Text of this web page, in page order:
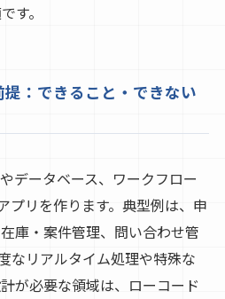
す。
：できること・できない
データベース、ワークフロー
プリを作ります。典型例は、申
庫・案件管理、問い合わせ管
なリアルタイム処理や特殊な
が必要な領域は、ローコード